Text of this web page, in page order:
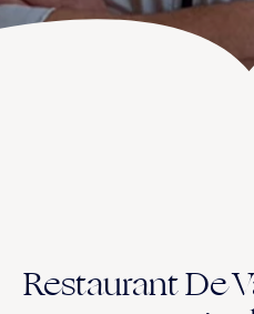
Restaurant De